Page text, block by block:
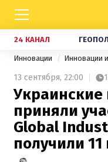
24 КАНАЛ
Инновации Инновации
13 сентября, 22:00 1
приняли
Global
получили 11